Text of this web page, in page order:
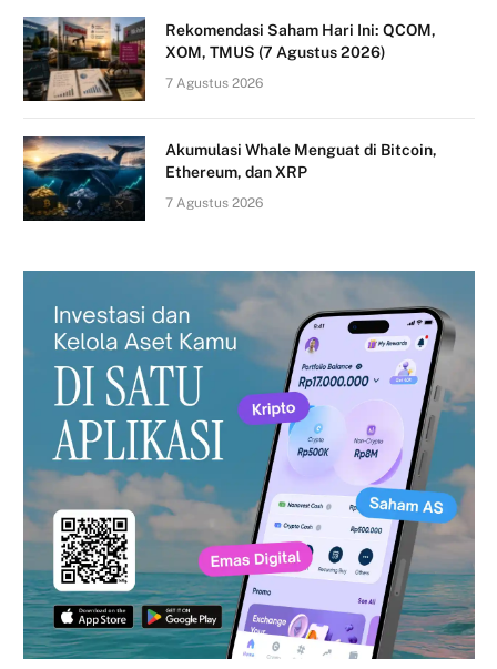
Rekomendasi Saham Hari Ini: QCOM,
XOM, TMUS (7 Agustus 2026)
7 Agustus 2026
Akumulasi Whale Menguat di Bitcoin,
Ethereum, dan XRP
7 Agustus 2026